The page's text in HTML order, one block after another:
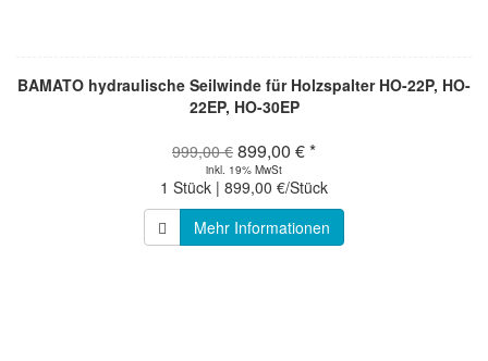
BAMATO hydraulische Seilwinde für Holzspalter HO-22P, HO-
22EP, HO-30EP
999,00 € 899,00 € *
inkl. 19% MwSt
1 Stück | 899,00 €/Stück
Mehr Informationen